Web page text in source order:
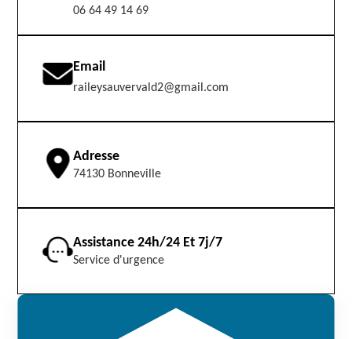
06 64 49 14 69
Email
raileysauvervald2@gmail.com
Adresse
74130 Bonneville
Assistance 24h/24 Et 7j/7
Service d'urgence